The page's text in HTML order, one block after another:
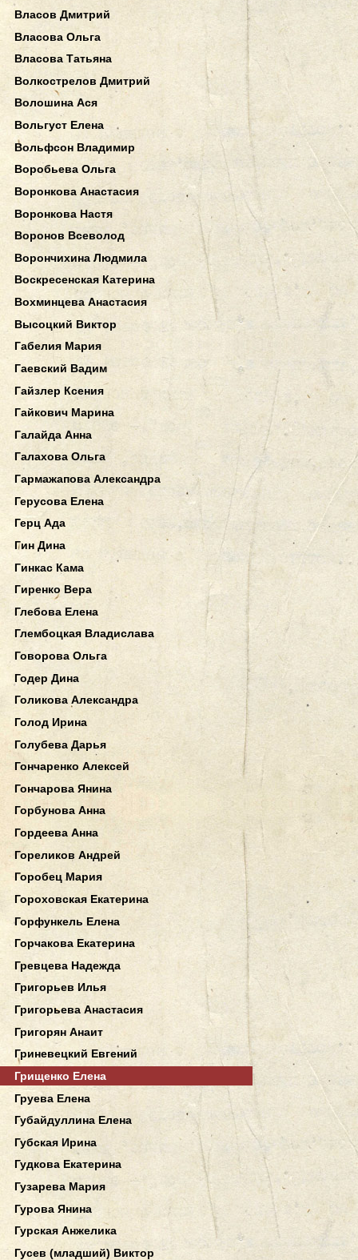
Власов Дмитрий
Власова Ольга
Власова Татьяна
Волкострелов Дмитрий
Волошина Ася
Вольгуст Елена
Вольфсон Владимир
Воробьева Ольга
Воронкова Анастасия
Воронкова Настя
Воронов Всеволод
Ворончихина Людмила
Воскресенская Катерина
Вохминцева Анастасия
Высоцкий Виктор
Габелия Мария
Гаевский Вадим
Гайзлер Ксения
Гайкович Марина
Галайда Анна
Галахова Ольга
Гармажапова Александра
Герусова Елена
Герц Ада
Гин Дина
Гинкас Кама
Гиренко Вера
Глебова Елена
Глембоцкая Владислава
Говорова Ольга
Годер Дина
Голикова Александра
Голод Ирина
Голубева Дарья
Гончаренко Алексей
Гончарова Янина
Горбунова Анна
Гордеева Анна
Гореликов Андрей
Горобец Мария
Гороховская Екатерина
Горфункель Елена
Горчакова Екатерина
Гревцева Надежда
Григорьев Илья
Григорьева Анастасия
Григорян Анаит
Гриневецкий Евгений
Грищенко Елена
Груева Елена
Губайдуллина Елена
Губская Ирина
Гудкова Екатерина
Гузарева Мария
Гурова Янина
Гурская Анжелика
Гусев (младший) Виктор